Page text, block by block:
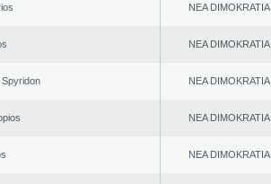
NEA DΙMOKRATIA
NEA DΙMOKRATIA
NEA DΙMOKRATIA
NEA DΙMOKRATIA
NEA DΙMOKRATIA